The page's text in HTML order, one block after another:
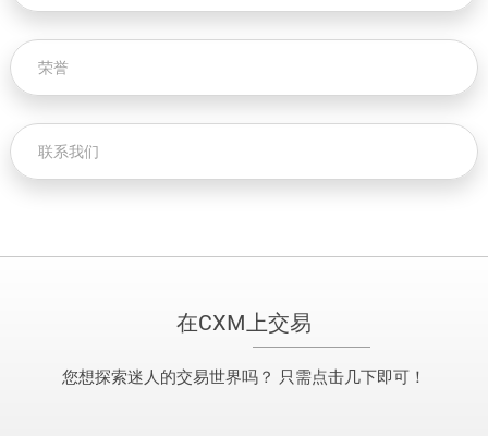
荣誉
联系我们
在CXM上交易
您想探索迷人的交易世界吗？ 只需点击几下即可！